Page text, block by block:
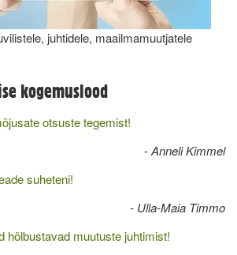
juhtidele, maailmamuutjatele
kogemuslood
otsuste tegemist!
-Anneli Kimmel
suheteni!
- Ulla-Maia Timmo
hõlbustavad muutuste juhtimist!